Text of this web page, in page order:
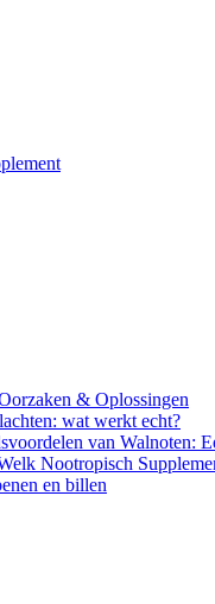
& Oplossingen
wat werkt echt?
van Walnoten:
Nootropisch
en billen